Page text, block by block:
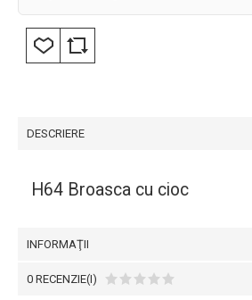
DESCRIERE
H64 Broasca cu cioc
INFORMAŢII
0 RECENZIE(I)